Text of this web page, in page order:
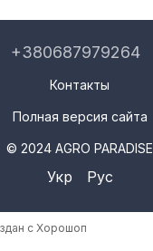
+380687979264
Контакты
Полная версия сайта
© 2024 AGRO PARADISE
Укр Рус
с Хорошоп